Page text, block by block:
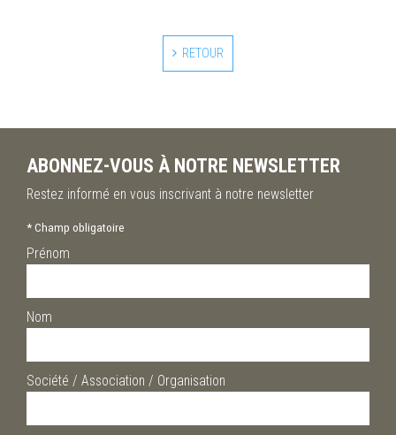
RETOUR
ABONNEZ-VOUS À NOTRE NEWSLETTER
Restez informé en vous inscrivant à notre newsletter
*Champ obligatoire
Prénom
Nom
Société / Association / Organisation